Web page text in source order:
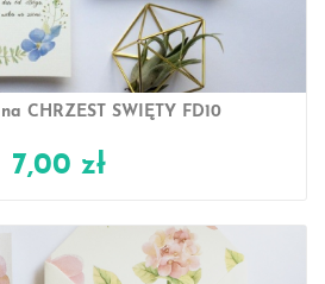
CHRZEST ŚWIĘTY FD10
7,00 zł